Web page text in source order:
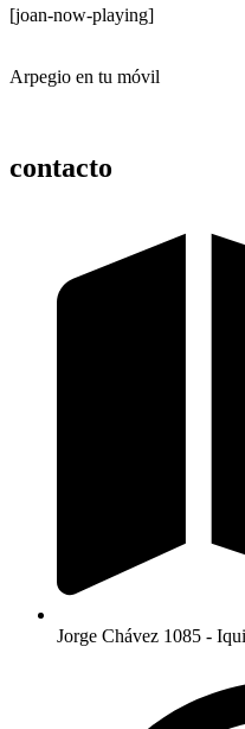
[joan-now-playing]
Arpegio en tu móvil
contacto
Jorge Chávez 1085 -